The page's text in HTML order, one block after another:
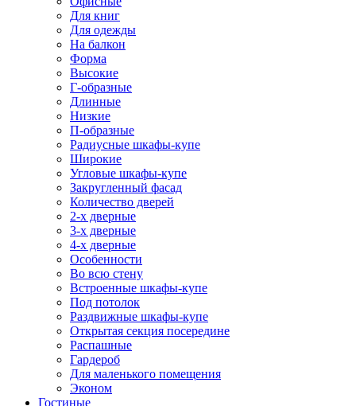
Для книг
Для одежды
На балкон
Форма
Высокие
Г-образные
Длинные
Низкие
П-образные
Радиусные шкафы-купе
Широкие
Угловые шкафы-купе
Закругленный фасад
Количество дверей
2-х дверные
3-х дверные
4-х дверные
Особенности
Во всю стену
Встроенные шкафы-купе
Под потолок
Раздвижные шкафы-купе
Открытая секция посередине
Распашные
Гардероб
Для маленького помещения
Эконом
Гостиные